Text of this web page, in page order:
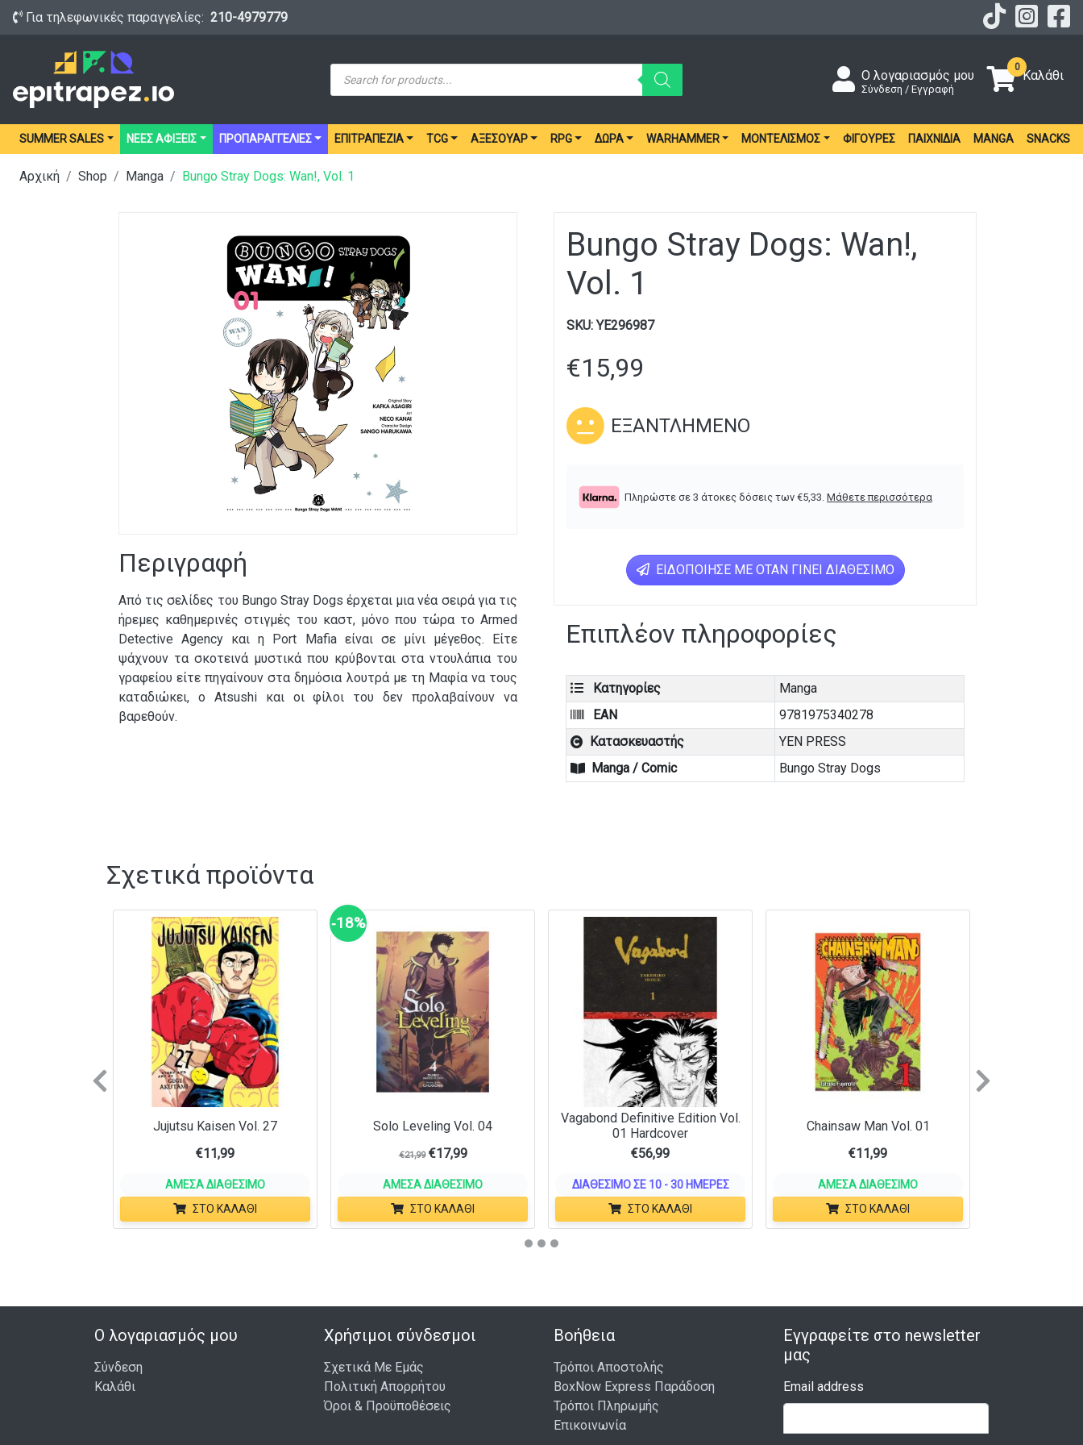
Για τηλεφωνικές παραγγελίες: 210-4979779
Products
search
Ο λογαριασμός μου
Σύνδεση / Εγγραφή
0
Καλάθι
SUMMER SALES ΝΕΕΣ ΑΦΙΞΕΙΣ ΠΡΟΠΑΡΑΓΓΕΛΙΕΣ ΕΠΙΤΡΑΠΈΖΙΑ TCG ΑΞΕΣΟΥΆΡ RPG ΔΏΡΑ WARHAMMER ΜΟΝΤΕΛΙΣΜΌΣ ΦΙΓΟΎΡΕΣ ΠΑΙΧΝΊΔΙΑ MANGA SNACKS
Αρχική Shop Manga Bungo Stray Dogs: Wan!, Vol. 1
Περιγραφή
Από τις σελίδες του Bungo Stray Dogs έρχεται μια νέα σειρά για τις
ήρεμες καθημερινές στιγμές του καστ, μόνο που τώρα το Armed
Detective Agency και η Port Mafia είναι σε μίνι μέγεθος. Είτε
ψάχνουν τα σκοτεινά μυστικά που κρύβονται στα ντουλάπια του
γραφείου είτε πηγαίνουν στα δημόσια λουτρά με τη Μαφία να τους
καταδιώκει, ο Atsushi και οι φίλοι του δεν προλαβαίνουν να
βαρεθούν.
Bungo Stray Dogs: Wan!,
Vol. 1
SKU:YE296987
€15,99
ΕΞΑΝΤΛΗΜΈΝΟ
Πληρώστε σε 3 άτοκες δόσεις των €5,33 Μάθετε περισσότερα
ΕΙΔΟΠΟΊΗΣΕ ΜΕ ΌΤΑΝ ΓΊΝΕΙ ΔΙΑΘΈΣΙΜΟ
Επιπλέον πληροφορίες
Κατηγορίες
Manga
EAN
9781975340278
Κατασκευαστής
YEN PRESS
Manga / Comic
Bungo Stray Dogs
Σχετικά προϊόντα
Jujutsu Kaisen Vol. 27
€11,99
ΆΜΕΣΑ ΔΙΑΘΈΣΙΜΟ
ΣΤΟ ΚΑΛΆΘΙ
‑18%
Solo Leveling Vol. 04
€21,99 €17,99
ΆΜΕΣΑ ΔΙΑΘΈΣΙΜΟ
ΣΤΟ ΚΑΛΆΘΙ
Vagabond Definitive Edition Vol.
01 Hardcover
€56,99
ΔΙΑΘΈΣΙΜΟ ΣΕ 10 - 30 ΗΜΈΡΕΣ
ΣΤΟ ΚΑΛΆΘΙ
Chainsaw Man Vol. 01
€11,99
ΆΜΕΣΑ ΔΙΑΘΈΣΙΜΟ
ΣΤΟ ΚΑΛΆΘΙ
Previous Next
Ο λογαριασμός μου
Σύνδεση
Καλάθι
Χρήσιμοι σύνδεσμοι
Σχετικά Με Εμάς
Πολιτική Απορρήτου
Όροι & Προϋποθέσεις
Βοήθεια
Τρόποι Αποστολής
BoxNow Express Παράδοση
Τρόποι Πληρωμής
Επικοινωνία
Εγγραφείτε στο newsletter
μας
Email address